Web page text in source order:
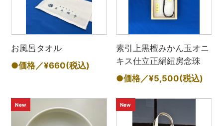
お風呂タオル
●価格／¥660(税込)
素引上黒檀みかん玉オニ
キス仕立正絹紐房念珠
●価格／¥5,500(税込)
New New